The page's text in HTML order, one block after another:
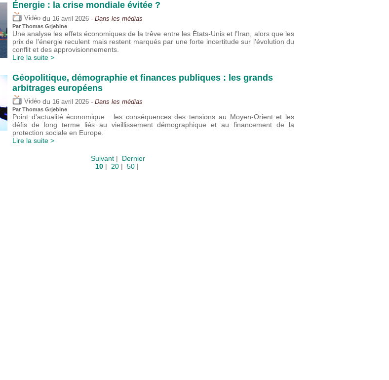
Énergie : la crise mondiale évitée ?
Vidéo du 16 avril 2026 - Dans les médias
Par Thomas Grjebine
Une analyse les effets économiques de la trêve entre les États-Unis et l’Iran, alors que les
prix de l’énergie reculent mais restent marqués par une forte incertitude sur l’évolution du
conflit et des approvisionnements.
Lire la suite >
Géopolitique, démographie et finances publiques : les grands
arbitrages européens
Vidéo du 16 avril 2026 - Dans les médias
Par Thomas Grjebine
Point d'actualité économique : les conséquences des tensions au Moyen-Orient et les
défis de long terme liés au vieillissement démographique et au financement de la
protection sociale en Europe.
Lire la suite >
Suivant| Dernier
10| 20| 50|